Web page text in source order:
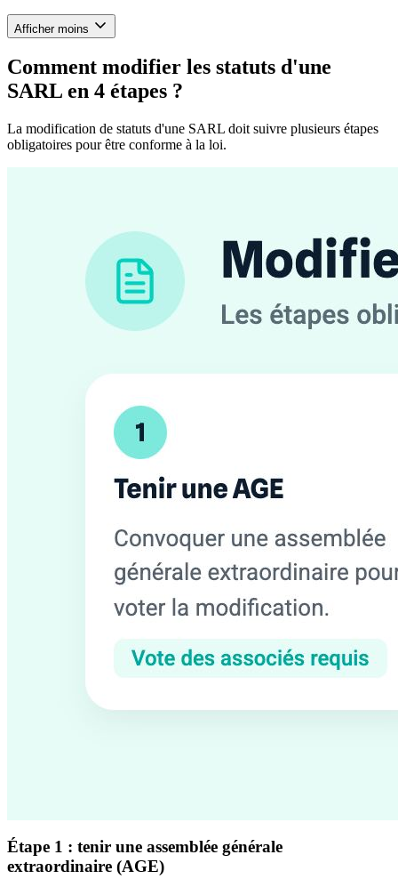
Afficher moins
Comment modifier les statuts d'une
SARL en 4 étapes ?
La modification de statuts d'une SARL doit suivre plusieurs étapes
obligatoires pour être conforme à la loi.
Étape 1 : tenir une assemblée générale
extraordinaire (AGE)